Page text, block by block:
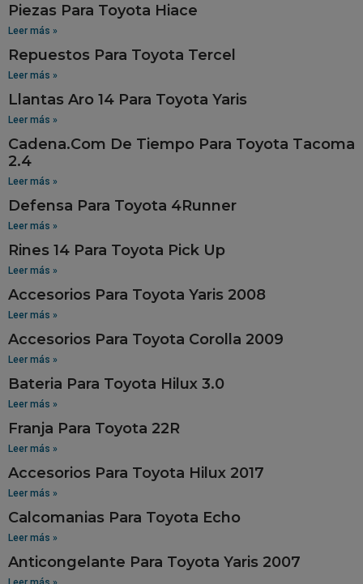
Piezas Para Toyota Hiace
Leer más »
Repuestos Para Toyota Tercel
Leer más »
Llantas Aro 14 Para Toyota Yaris
Leer más »
Cadena.Com De Tiempo Para Toyota Tacoma
2.4
Leer más »
Defensa Para Toyota 4Runner
Leer más »
Rines 14 Para Toyota Pick Up
Leer más »
Accesorios Para Toyota Yaris 2008
Leer más »
Accesorios Para Toyota Corolla 2009
Leer más »
Bateria Para Toyota Hilux 3.0
Leer más »
Franja Para Toyota 22R
Leer más »
Accesorios Para Toyota Hilux 2017
Leer más »
Calcomanias Para Toyota Echo
Leer más »
Anticongelante Para Toyota Yaris 2007